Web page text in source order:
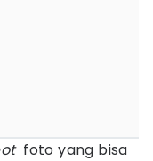
foto yang bisa